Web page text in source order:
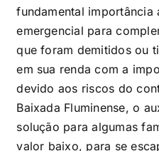
fundamental
emergencial para
que foram demitidos ou
em sua renda com a
devido aos riscos do
Baixada Fluminense, o
solução para algumas
valor baixo, para se